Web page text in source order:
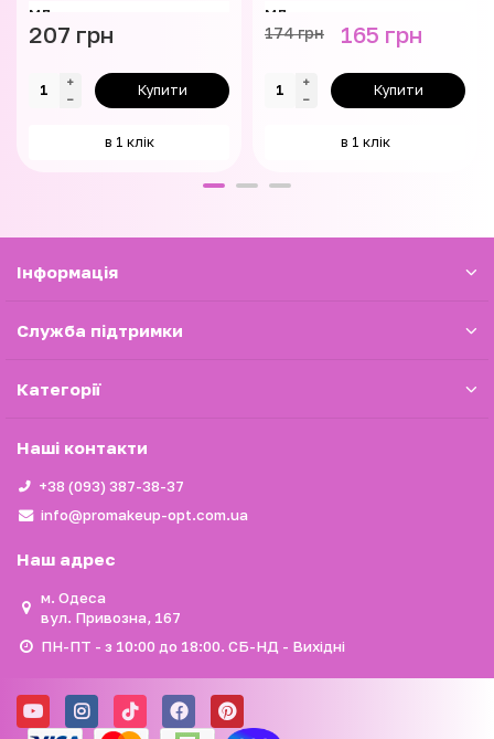
мл
207 грн
Купити
в 1 клік
мл
174 грн 165 грн
Купити
в 1 клік
Iнформація
Служба підтримки
Категорії
Наші контакти
+38 (093) 387-38-37
info@promakeup-opt.com.ua
Наш адрес
м. Одеса
вул. Привозна, 167
ПН-ПТ - з 10:00 до 18:00. СБ-НД - Вихідні